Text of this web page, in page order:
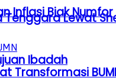
Ibadah
Lewat
Inflasi Biak Numfor
Transformasi